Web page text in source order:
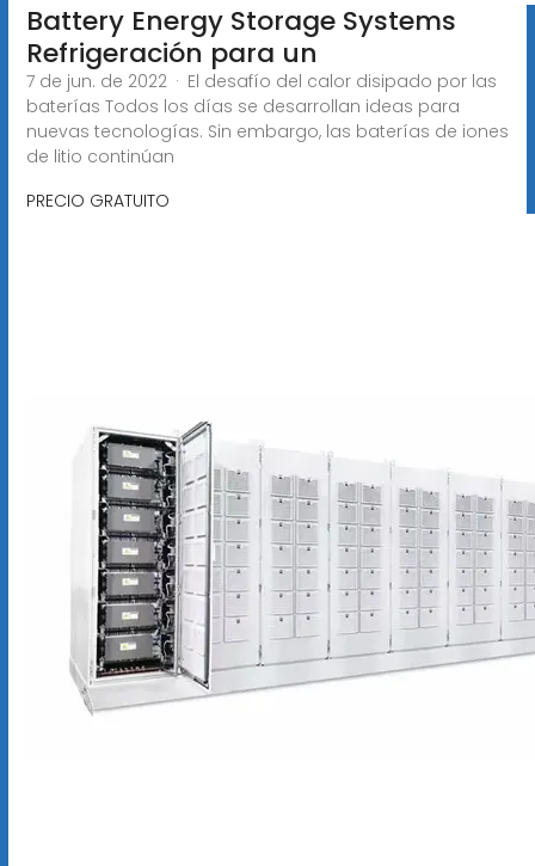
Battery Energy Storage Systems
Refrigeración para un
7 de jun. de 2022 · El desafío del calor disipado por las
baterías Todos los días se desarrollan ideas para
nuevas tecnologías. Sin embargo, las baterías de iones
de litio continúan
PRECIO GRATUITO